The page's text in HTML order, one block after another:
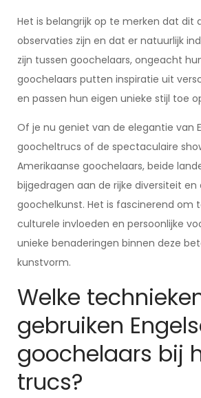
Het is belangrijk op te merken dat dit
observaties zijn en dat er natuurlijk
zijn tussen goochelaars, ongeacht
goochelaars putten inspiratie uit
en passen hun eigen unieke stijl toe
Of je nu geniet van de elegantie van
goocheltrucs of de spectaculaire
Amerikaanse goochelaars, beide
bijgedragen aan de rijke diversiteit
goochelkunst. Het is fascinerend om
culturele invloeden en persoonlijke
unieke benaderingen binnen deze
kunstvorm.
Welke
gebruiken
goochelaars bij
trucs?